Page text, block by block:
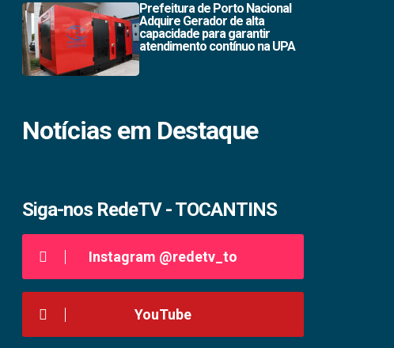
Prefeitura de Porto Nacional
Adquire Gerador de alta
capacidade para garantir
atendimento contínuo na UPA
Notícias em Destaque
Siga-nos RedeTV - TOCANTINS
Instagram @redetv_to
YouTube